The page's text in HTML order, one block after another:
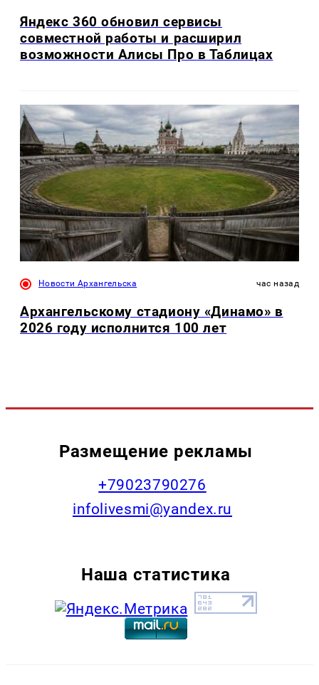
Яндекс 360 обновил сервисы
совместной работы и расширил
возможности Алисы Про в Таблицах
Новости Архангельска час назад
Архангельскому стадиону «Динамо» в
2026 году исполнится 100 лет
Размещение рекламы
+79023790276
infolivesmi@yandex.ru
Наша статистика